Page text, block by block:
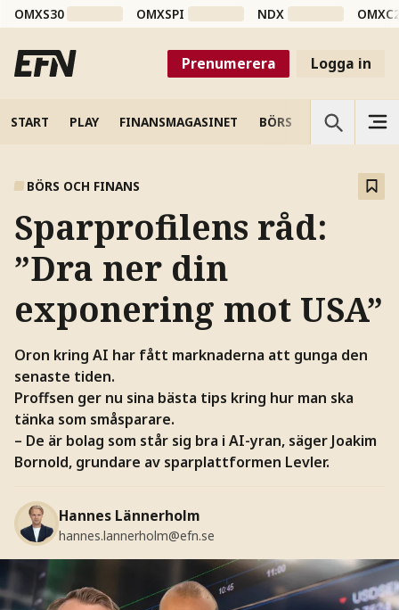
OMXS30 OMXSPI NDX
Prenumerera Logga in
START PLAY FINANSMAGASINET BÖRS VETENSKAP
BÖRS OCH FINANS
Sparprofilens råd:
”Dra ner din
exponering mot USA”
Oron kring AI har fått marknaderna att gunga den
senaste tiden.
Proffsen ger nu sina bästa tips kring hur man ska
tänka som småsparare.
– De är bolag som står sig bra i AI-yran, säger Joakim
Bornold, grundare av sparplattformen Levler.
Hannes Lännerholm
hannes.lannerholm@efn.se